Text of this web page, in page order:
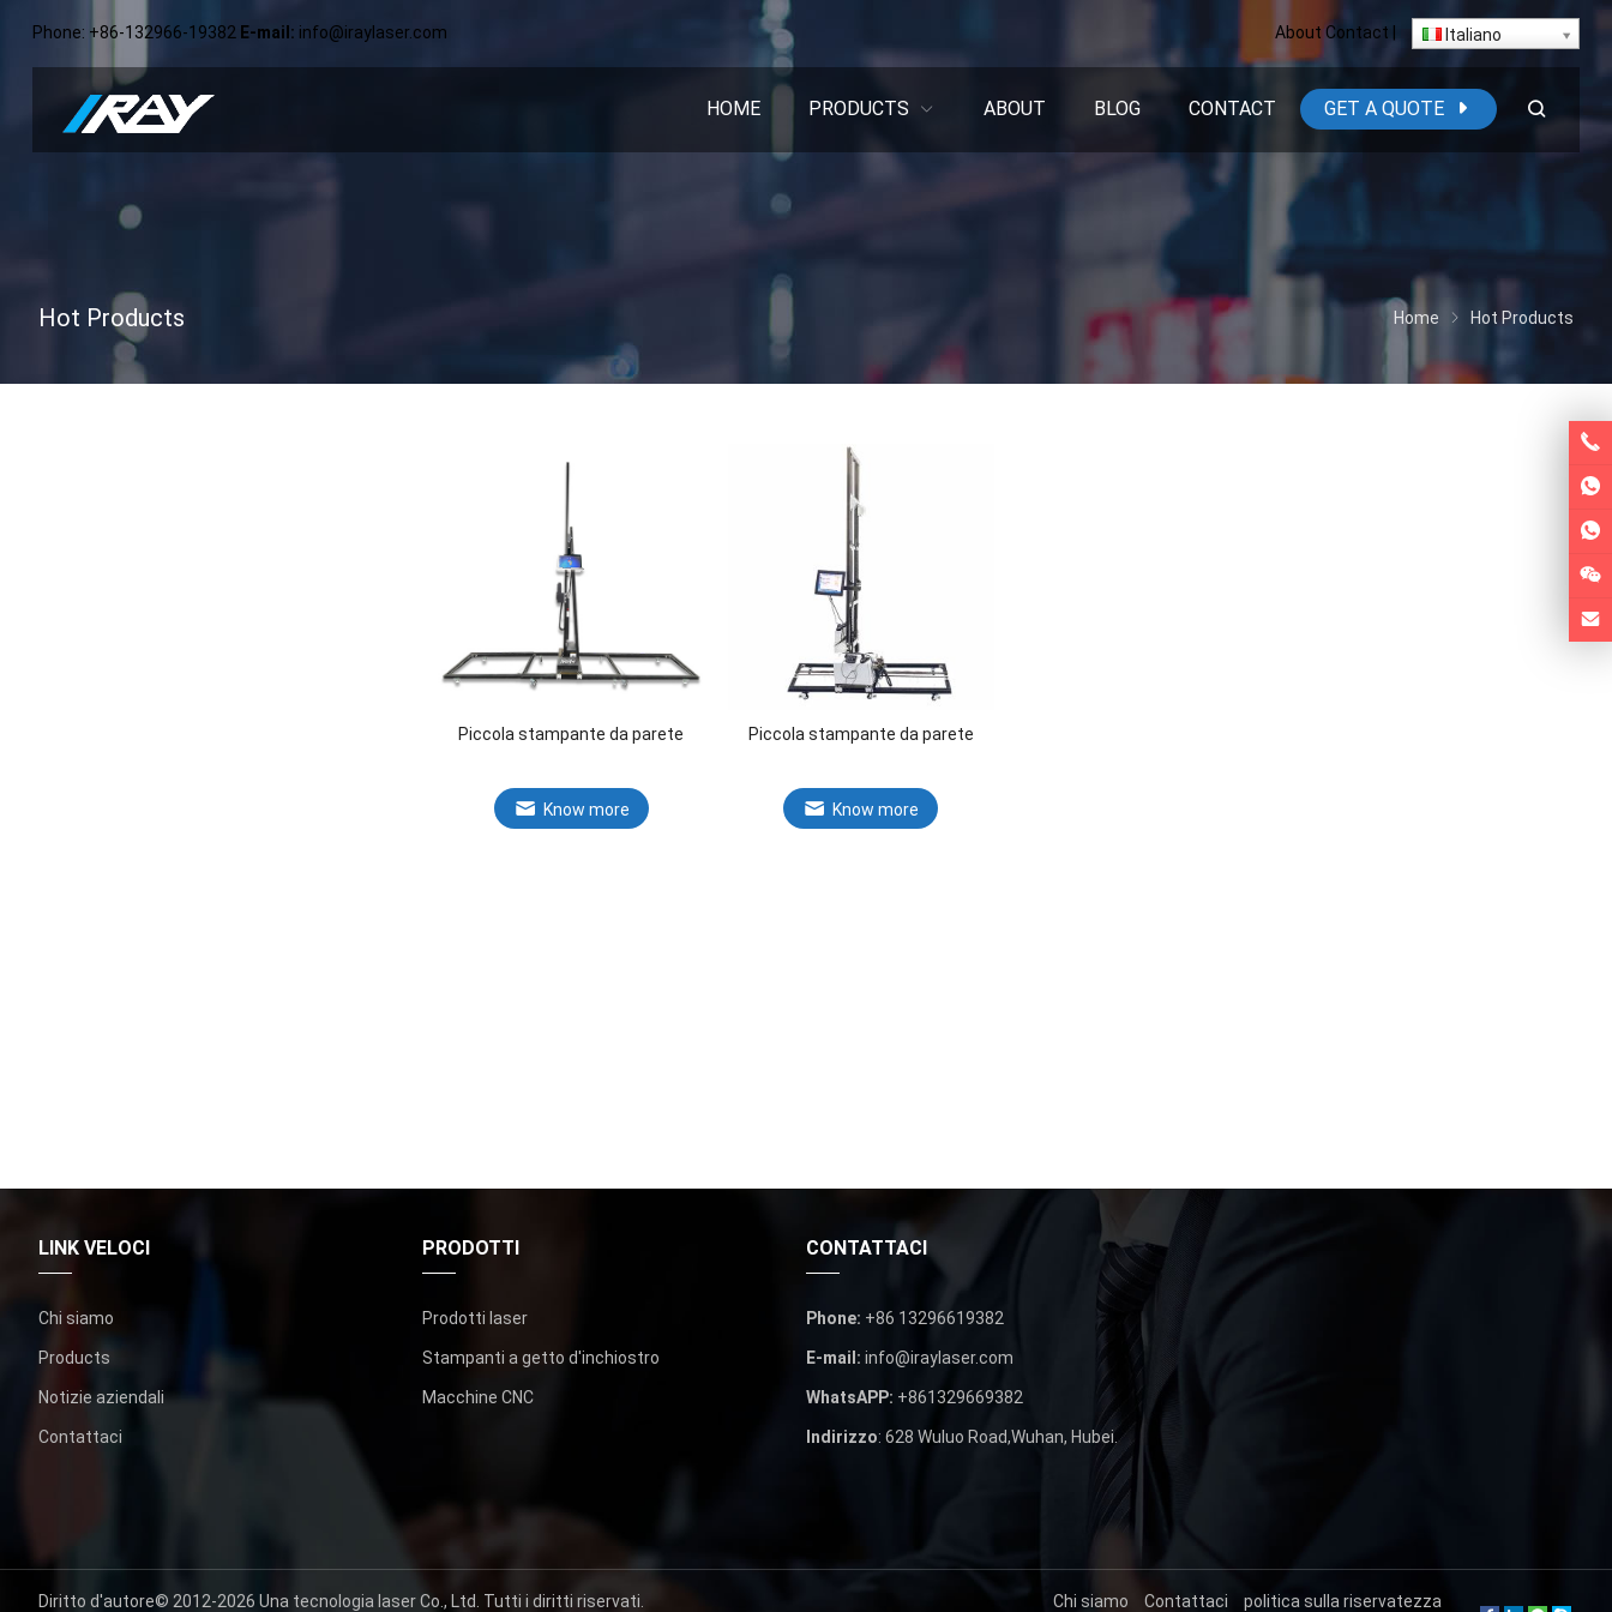
Phone: +86-132966-19382 E-mail : info@iraylaser.com About Contact Italiano
HOME PRODUCTS ABOUT BLOG CONTACT GET A QUOTE
Hot Products Home Hot Products
Piccola stampante da parete
Know more
Piccola stampante da parete
Know more
LINK VELOCI
Chi siamo
Products
Notizie aziendali
Contattaci
PRODOTTI
Prodotti laser
Stampanti a getto d'inchiostro
Macchine CNC
CONTATTACI
Phone: +86 13296619382
E-mail: info@iraylaser.com
WhatsAPP: +861329669382
Indirizzo: 628 Wuluo Road,Wuhan, Hubei.
Diritto d'autore© 2012-2026 Una tecnologia laser Co., Ltd. Tutti i diritti riservati. Chi siamo Contattaci politica sulla riservatezza